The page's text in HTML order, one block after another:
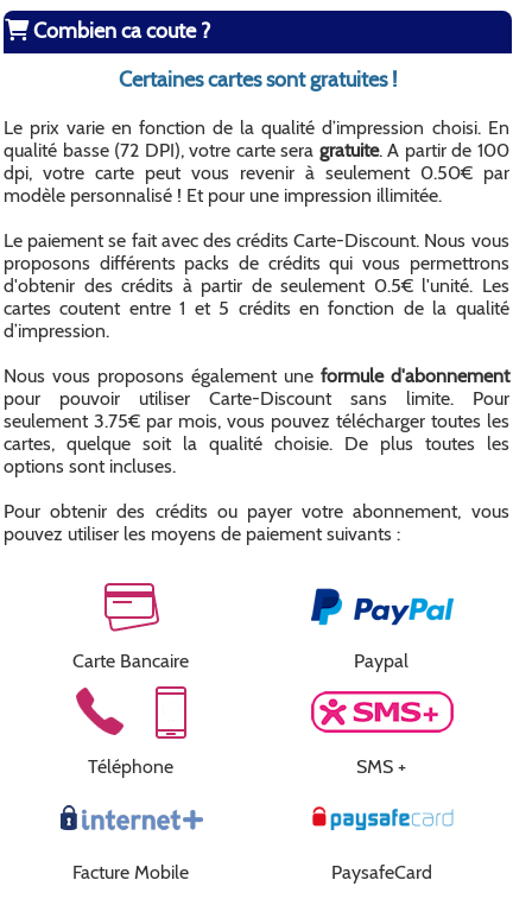
Combien ca coute ?
Certaines cartes sont gratuites !
Le prix varie en fonction de la qualité d’impression choisi. En
qualité basse (72 DPI), votre carte sera gratuite. A partir de 100
dpi, votre carte peut vous revenir à seulement 0.50€ par
modèle personnalisé ! Et pour une impression illimitée.
Le paiement se fait avec des crédits Carte-Discount. Nous vous
proposons différents packs de crédits qui vous permettrons
d'obtenir des crédits à partir de seulement 0.5€ l'unité. Les
cartes coutent entre 1 et 5 crédits en fonction de la qualité
d’impression.
Nous vous proposons également uneformule d'abonnement
pour pouvoir utiliser Carte-Discount sans limite. Pour
seulement 3.75€ par mois, vous pouvez télécharger toutes les
cartes, quelque soit la qualité choisie. De plus toutes les
options sont incluses.
Pour obtenir des crédits ou payer votre abonnement, vous
pouvez utiliser les moyens de paiement suivants :
Carte Bancaire Paypal
Téléphone SMS +
Facture Mobile PaysafeCard